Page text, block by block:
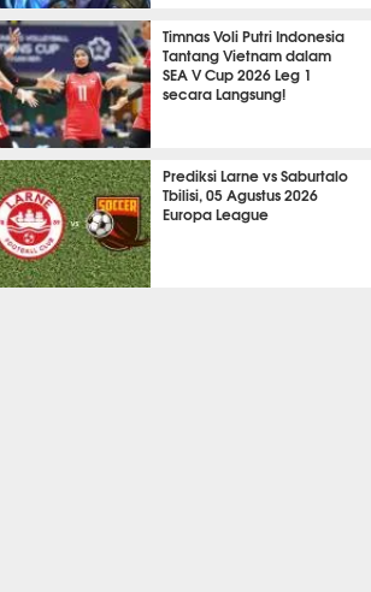
ESPORTS
Timnas Voli Putri Indonesia
Tantang Vietnam dalam
SEA V Cup 2026 Leg 1
secara Langsung!
OLAHRAGA LAIN
Prediksi Larne vs Saburtalo
Tbilisi, 05 Agustus 2026
Europa League